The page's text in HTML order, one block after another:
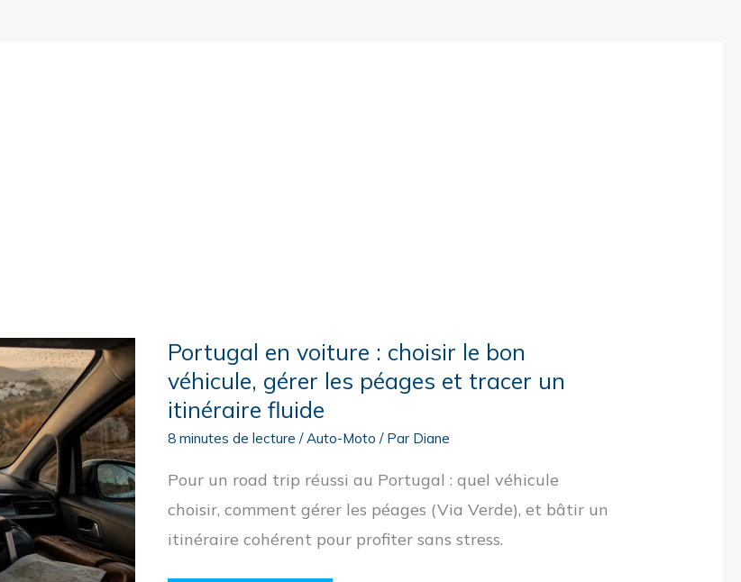
Portugal en voiture : choisir le bon
véhicule, gérer les péages et tracer un
itinéraire fluide
8 minutes de lecture /Auto-Moto / Par Diane
Pour un road trip réussi au Portugal : quel véhicule
choisir, comment gérer les péages (Via Verde), et bâtir un
itinéraire cohérent pour profiter sans stress.